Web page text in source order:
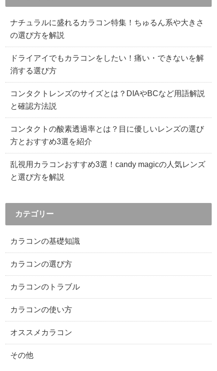
ナチュラルに盛れるカラコン特集！ちゅるん系や大きさ
の選び方を解説
ドライアイでもカラコンをしたい！痛い・できないを解
消する選び方
コンタクトレンズのサイズとは？DIAやBCなど用語解説
と確認方法説
コンタクトの酸素透過率とは？目に優しいレンズの選び
方とおすすめ3選を紹介
乱視用カラコンおすすめ3選！candy magicの人気レンズ
と選び方を解説
カテゴリー
カラコンの基礎知識
カラコンの選び方
カラコンのトラブル
カラコンの使い方
オススメカラコン
その他